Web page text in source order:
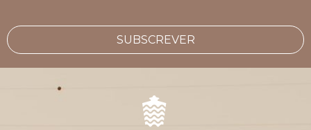
SUBSCREVER